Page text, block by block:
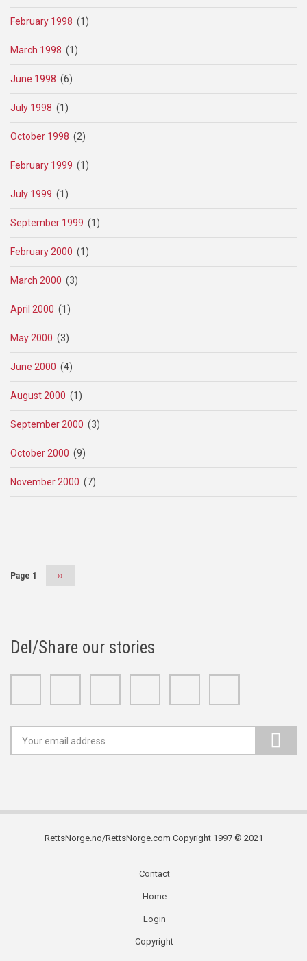
February 1998 (1)
March 1998 (1)
June 1998 (6)
July 1998 (1)
October 1998 (2)
February 1999 (1)
July 1999 (1)
September 1999 (1)
February 2000 (1)
March 2000 (3)
April 2000 (1)
May 2000 (3)
June 2000 (4)
August 2000 (1)
September 2000 (3)
October 2000 (9)
November 2000 (7)
Page 1
Next
››
Del/Share our stories
RettsNorge.no/RettsNorge.com Copyright 1997 © 2021
Contact
Home
Login
Copyright